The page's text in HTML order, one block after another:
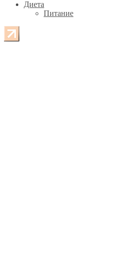
Диета
Питание